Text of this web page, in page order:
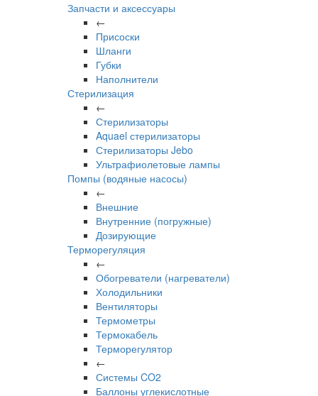
Запчасти и аксессуары
←
Присоски
Шланги
Губки
Наполнители
Стерилизация
←
Стерилизаторы
Aquael стерилизаторы
Стерилизаторы Jebo
Ультрафиолетовые лампы
Помпы (водяные насосы)
←
Внешние
Внутренние (погружные)
Дозирующие
Терморегуляция
←
Обогреватели (нагреватели)
Холодильники
Вентиляторы
Термометры
Термокабель
Терморегулятор
←
Системы CO2
Баллоны углекислотные